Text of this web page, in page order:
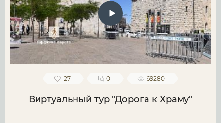
27 0 69280
Виртуальный тур "Дорога к Храму"